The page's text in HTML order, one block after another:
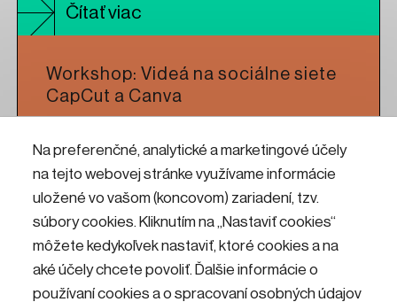
Na preferenčné, analytické a marketingové účely
na tejto webovej stránke využívame informácie
uložené vo vašom (koncovom) zariadení, tzv.
súbory cookies. Kliknutím na „Nastaviť cookies“
môžete kedykoľvek nastaviť, ktoré cookies a na
aké účely chcete povoliť. Ďalšie informácie o
používaní cookies a o spracovaní osobných údajov
Čítať viac
Workshop: Videá na sociálne siete
CapCut a Canva
Čítať viac
Workshop: CNC frézovanie pre
umelcov a dizajnérov